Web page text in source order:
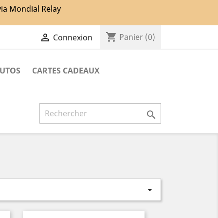
Mondial Relay
 Connexion shopping_cart Panier (0)
CARTES CADEAUX

